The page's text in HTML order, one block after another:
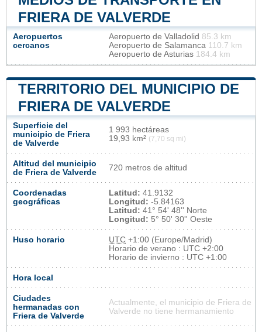
FRIERA DE VALVERDE
Aeropuertos
cercanos
Aeropuerto de Valladolid 85.3 km
Aeropuerto de Salamanca 110.7 km
Aeropuerto de Asturias 184.4 km
TERRITORIO DEL MUNICIPIO DE
FRIERA DE VALVERDE
Superficie del
municipio de Friera
de Valverde
1 993 hectáreas
19,93 km² (7,70 sq mi)
Altitud del municipio
de Friera de Valverde
720 metros de altitud
Coordenadas
geográficas
Latitud: 41.9132
Longitud: -5.84163
Latitud: 41° 54' 48'' Norte
Longitud: 5° 50' 30'' Oeste
Huso horario UTC +1:00 (Europe/Madrid)
Horario de verano : UTC +2:00
Horario de invierno : UTC +1:00
Hora local
Ciudades
hermanadas con
Friera de Valverde
Actualmente, el municipio de Friera de
Valverde no tiene hermanamiento